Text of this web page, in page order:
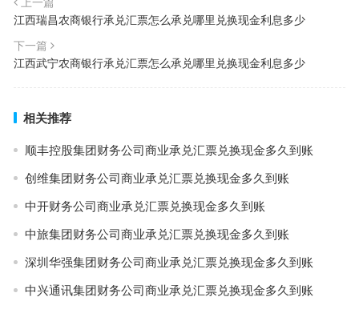
江西瑞昌农商银行承兑汇票怎么承兑哪里兑换现金利息多少
下一篇
江西武宁农商银行承兑汇票怎么承兑哪里兑换现金利息多少
相关推荐
顺丰控股集团财务公司商业承兑汇票兑换现金多久到账
创维集团财务公司商业承兑汇票兑换现金多久到账
中开财务公司商业承兑汇票兑换现金多久到账
中旅集团财务公司商业承兑汇票兑换现金多久到账
深圳华强集团财务公司商业承兑汇票兑换现金多久到账
中兴通讯集团财务公司商业承兑汇票兑换现金多久到账